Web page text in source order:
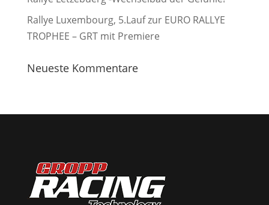
Rallye Luxembourg, 5.Lauf zur EURO RALLYE
TROPHEE – GRT mit Premiere
Neueste Kommentare